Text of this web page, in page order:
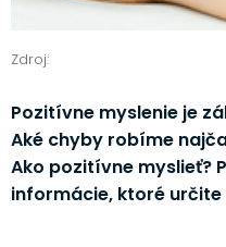
Zdroj:
Pozitívne myslenie je
Aké chyby robíme
Ako pozitívne myslieť?
informácie, ktoré